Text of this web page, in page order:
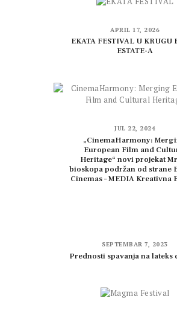
APRIL 17, 2026
EKATA FESTIVAL U KRUGU
ESTATE-A
JUL 22, 2024
„CinemaHarmony:
European Film and
Heritage“ novi projekat
bioskopa podržan od strane
Cinemas – MEDIA Kreativna
SEPTEMBAR 7, 2023
Prednosti spavanja na lateks